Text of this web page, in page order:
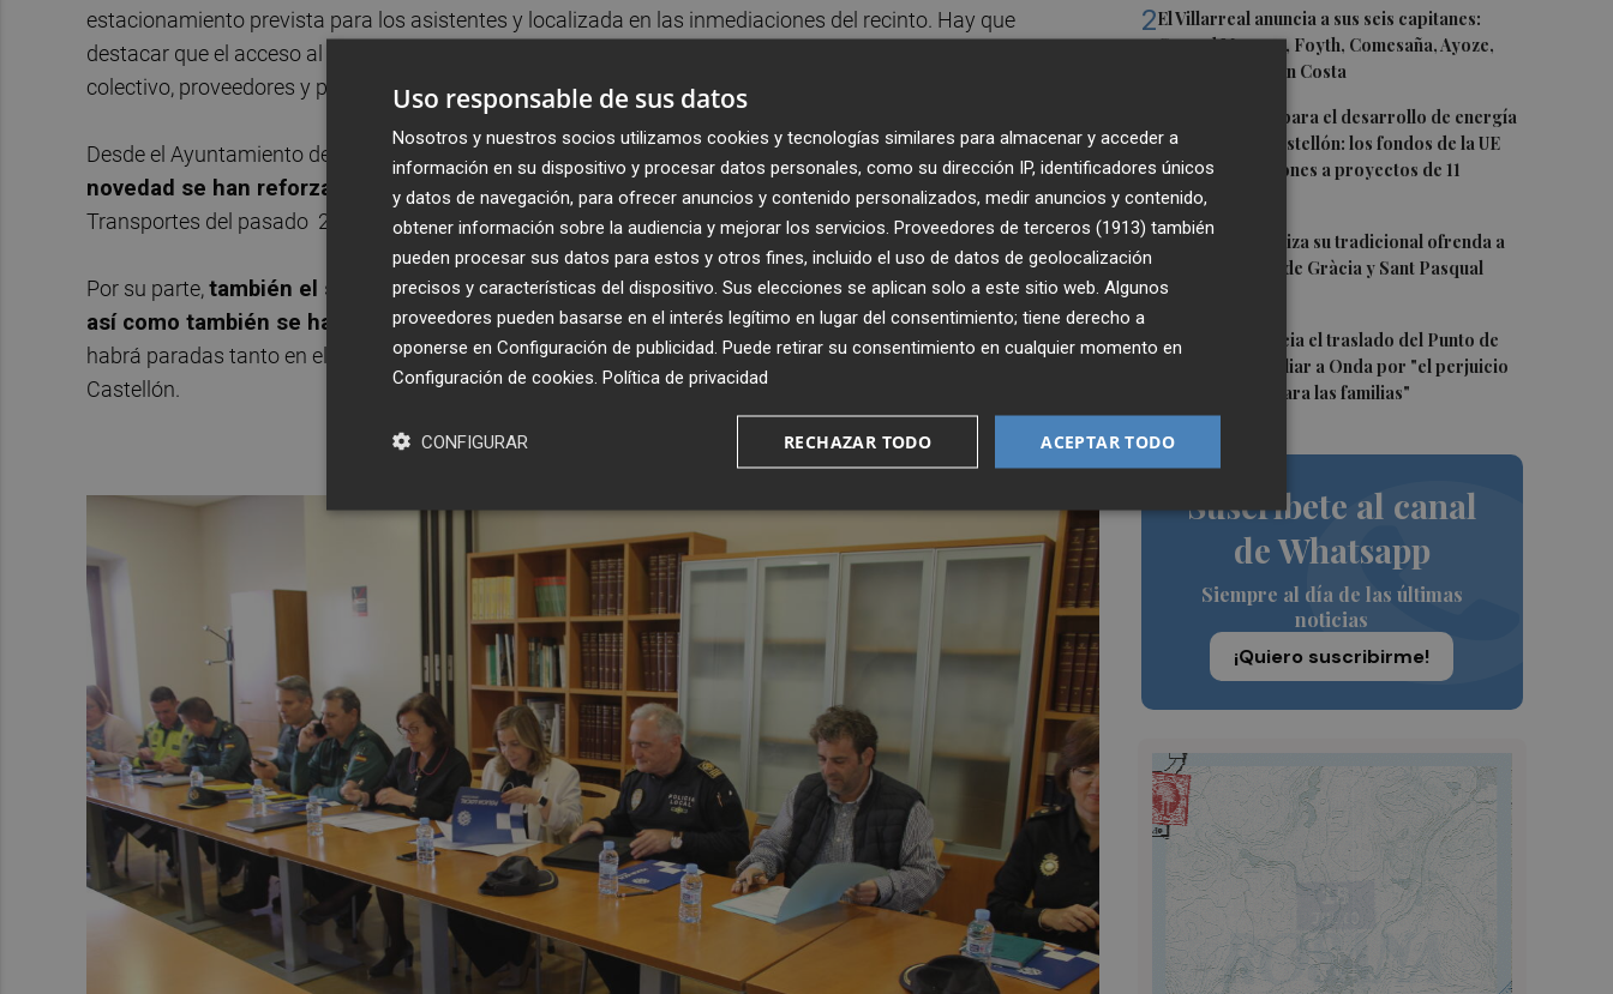
2El Villarreal anuncia a sus seis capitanes:
Gerard Moreno, Foyth, Comesaña, Ayoze,
Cardona y Logan Costa
Otra inyección para el desarrollo de energía
renovable en Castellón: los fondos de la UE
destinan 19 millones a proyectos de 11
municipios
4El Villarreal realiza su tradicional ofrenda a
la Mare de Déu de Gràcia y Sant Pasqual
Baylón
5 Vila-real denuncia el traslado del Punto de
Encuentro Familiar a Onda por "el perjuicio
que supondrá para las familias"
Suscríbete al canal
de Whatsapp
Siempre al día de las últimas
noticias
¡Quiero suscribirme!
estacionamiento prevista para los asistentes y localizada en las inmediaciones del recinto. Hay que
destacar que el acceso al recinto del festival por la N-340 solo estará permitido para el transporte público
colectivo, proveedores y producción.
Desde el Ayuntamiento de Benicàssim se recomienda la utilización del transporte público
novedad se han reforzado los servicios de taxi
a traves de la resolución del Servicio Territorial de
Transportes del pasado 27 de marzo de 2023 para el área de Castellón y Oropesa.
Por su parte,también el servicio de autobuses interurbano reforzará las frecuencias y recorridos,
así como también se han previsto servicios nocturnosque conectarán el festival con el municipio y
habrá paradas tanto en el casco urbano como en la costa y con las localidades vecinas de Oropesa y
Castellón.
Uso responsable de sus datos
Nosotros y nuestros socios utilizamos cookies y tecnologías similares para almacenar y acceder a
información en su dispositivo y procesar datos personales, como su dirección IP, identificadores únicos
y datos de navegación, para ofrecer anuncios y contenido personalizados, medir anuncios y contenido,
obtener información sobre la audiencia y mejorar los servicios. Proveedores de terceros (1913) también
pueden procesar sus datos para estos y otros fines, incluido el uso de datos de geolocalización
precisos y características del dispositivo. Sus elecciones se aplican solo a este sitio web. Algunos
proveedores pueden basarse en el interés legítimo en lugar del consentimiento; tiene derecho a
oponerse en Configuración de publicidad . Puede retirar su consentimiento en cualquier momento en
Configuración de cookies Política de privacidad
ACEPTAR TODO
RECHAZAR TODO
CONFIGURAR